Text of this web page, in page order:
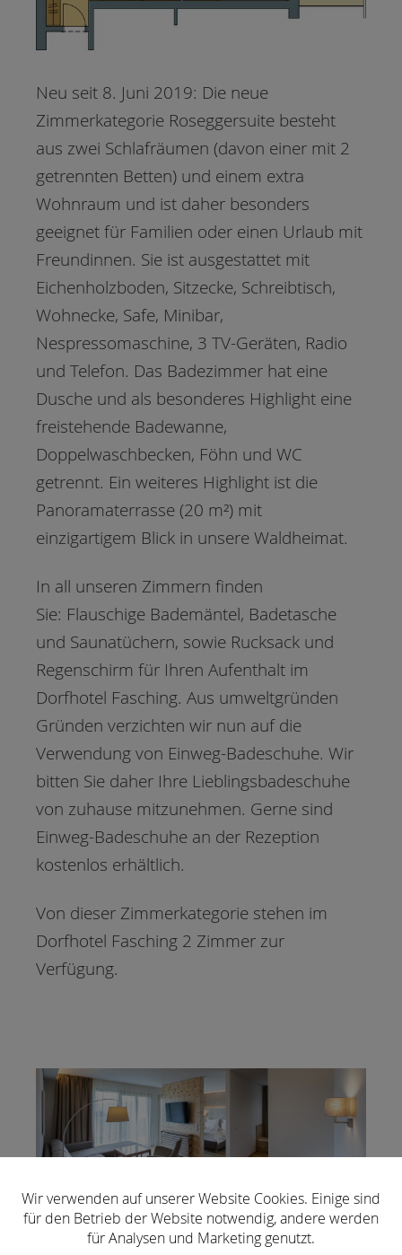
Neu seit 8. Juni 2019: Die neue
Zimmerkategorie Roseggersuite besteht
aus zwei Schlafräumen (davon einer mit 2
getrennten Betten) und einem extra
Wohnraum und ist daher besonders
geeignet für Familien oder einen Urlaub mit
Freundinnen. Sie ist ausgestattet mit
Eichenholzboden, Sitzecke, Schreibtisch,
Wohnecke, Safe, Minibar,
Nespressomaschine, 3 TV-Geräten, Radio
und Telefon. Das Badezimmer hat eine
Dusche und als besonderes Highlight eine
freistehende Badewanne,
Doppelwaschbecken, Föhn und WC
getrennt. Ein weiteres Highlight ist die
Panoramaterrasse (20 m²) mit
einzigartigem Blick in unsere Waldheimat.
In all unseren Zimmern finden
Sie: Flauschige Bademäntel, Badetasche
und Saunatüchern, sowie Rucksack und
Regenschirm für Ihren Aufenthalt im
Dorfhotel Fasching. Aus umweltgründen
Gründen verzichten wir nun auf die
Verwendung von Einweg-Badeschuhe. Wir
bitten Sie daher Ihre Lieblingsbadeschuhe
von zuhause mitzunehmen. Gerne sind
Einweg-Badeschuhe an der Rezeption
kostenlos erhältlich.
Von dieser Zimmerkategorie stehen im
Dorfhotel Fasching 2 Zimmer zur
Verfügung.
Wir verwenden auf unserer Website Cookies. Einige sind
für den Betrieb der Website notwendig, andere werden
für Analysen und Marketing genutzt.